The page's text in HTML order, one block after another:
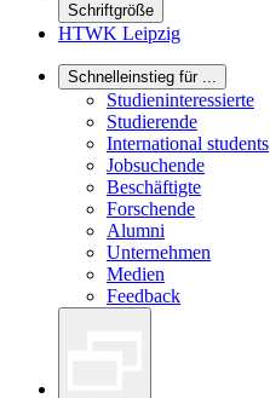
Schriftgröße
HTWK Leipzig
Schnelleinstieg für ...
Studieninteressierte
Studierende
International students
Jobsuchende
Beschäftigte
Forschende
Alumni
Unternehmen
Medien
Feedback